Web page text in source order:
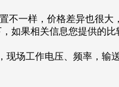
不一样，价格差异也很大
如果相关信息您提供的比
现场工作电压、频率，